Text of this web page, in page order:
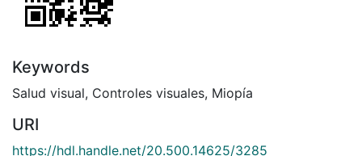
Keywords
Salud visual, Controles visuales, Miopía
URI
https://hdl.handle.net/20.500.14625/3285